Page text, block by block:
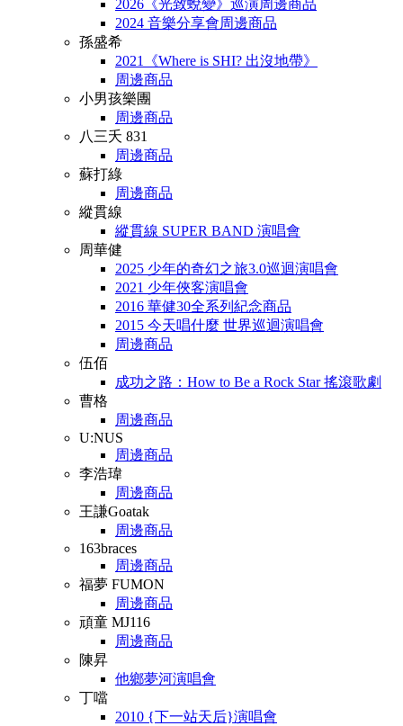
2026《光致蛻變》巡演周邊商品
2024 音樂分享會周邊商品
孫盛希
2021《Where is SHI? 出沒地帶》
周邊商品
小男孩樂團
周邊商品
八三夭 831
周邊商品
蘇打綠
周邊商品
縱貫線
縱貫線 SUPER BAND 演唱會
周華健
2025 少年的奇幻之旅3.0巡迴演唱會
2021 少年俠客演唱會
2016 華健30全系列紀念商品
2015 今天唱什麼 世界巡迴演唱會
周邊商品
伍佰
成功之路：How to Be a Rock Star 搖滾歌劇
曹格
周邊商品
U:NUS
周邊商品
李浩瑋
周邊商品
王謙Goatak
周邊商品
163braces
周邊商品
福夢 FUMON
周邊商品
頑童 MJ116
周邊商品
陳昇
他鄉夢河演唱會
丁噹
2010 {下一站天后}演唱會